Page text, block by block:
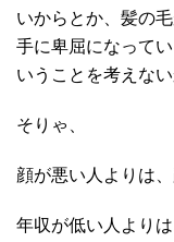
いからとか、髪の
手に卑屈になって
いうことを考えない
そりゃ、
顔が悪い人よりは
年収が低い人より